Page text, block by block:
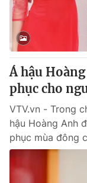
Á hậu
phục cho
VTV.vn - Trong
hậu Hoàng Anh
phục mùa đông